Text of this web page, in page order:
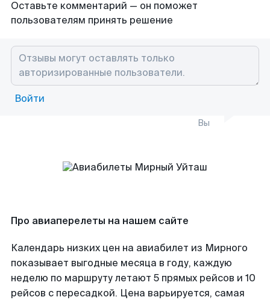
Оставьте комментарий — он поможет
пользователям принять решение
Войти
Вы
Про авиаперелеты на нашем сайте
Календарь низких цен на авиабилет из Мирного
показывает выгодные месяца в году, каждую
неделю по маршруту летают 5 прямых рейсов и 10
рейсов с пересадкой. Цена варьируется, самая